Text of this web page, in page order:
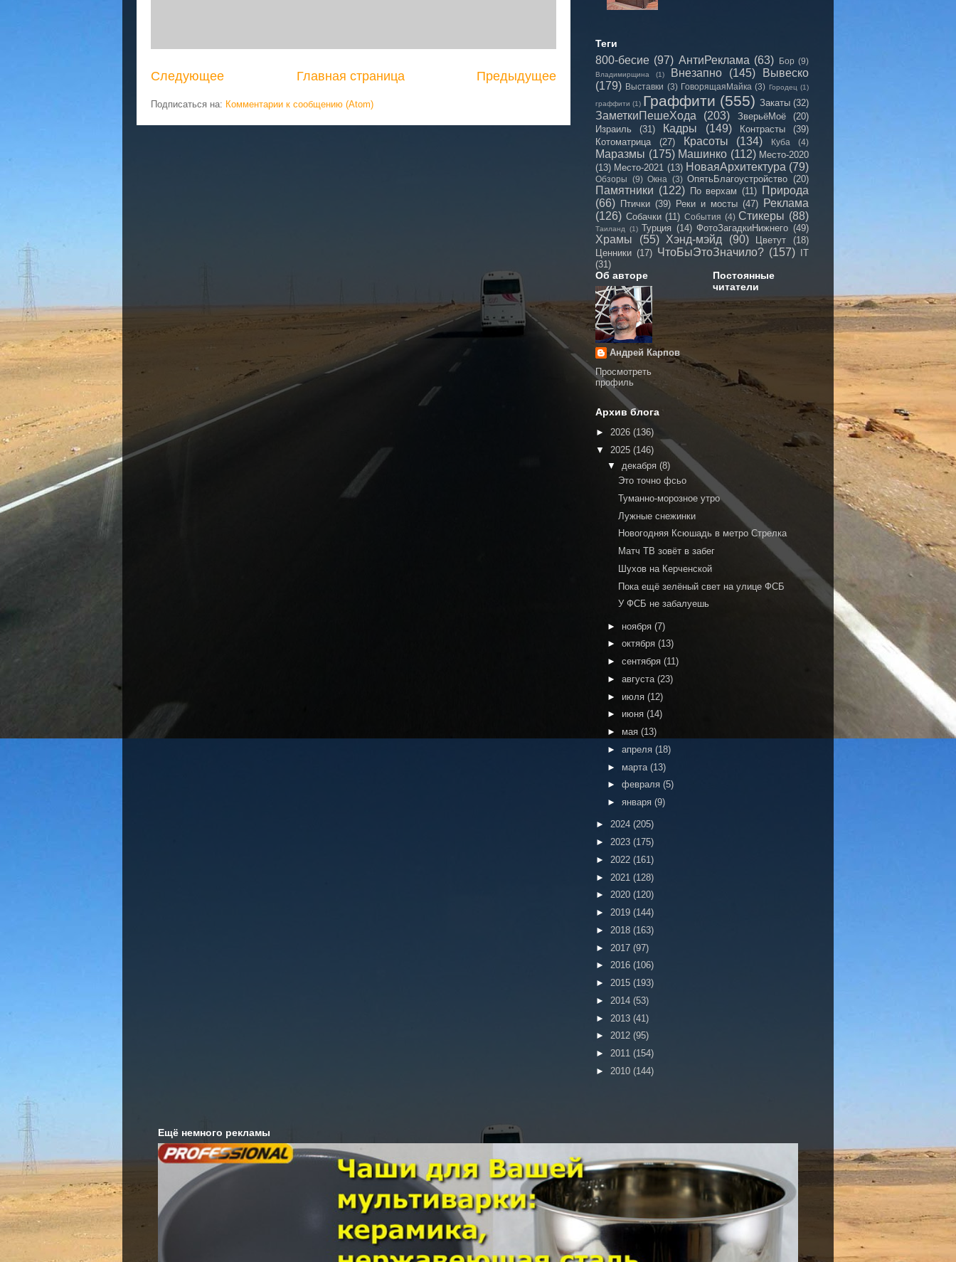
Следующее Предыдущее
Главная страница
Подписаться на: Комментарии к сообщению (Atom)
Теги
800-бесие (97) АнтиРеклама (63) Бор (9)
Владимирщина (1) Внезапно (145)
Вывеско
(179) Выставки (3) ГоворящаяМайка (3) Городец (1)
граффити (1) Граффити (555) Закаты (32)
ЗаметкиПешеХода (203) ЗверьёМоё
(20)
Израиль
(31) Кадры (149) Контрасты
(39)
Котоматрица
(27) Красоты (134) Куба (4)
Маразмы (175) Машинко (112) Место-2020
(13) Место-2021 (13) НоваяАрхитектура (79)
Обзоры (9) Окна (3) ОпятьБлагоустройство (20)
Памятники (122) По верхам (11) Природа
(66) Птички (39) Реки и мосты (47) Реклама
(126) Собачки (11) События (4) Стикеры (88)
Таиланд (1) Турция (14) ФотоЗагадкиНижнего (49)
Храмы (55) Хэнд-мэйд (90) Цветут
(18)
Ценники (17) ЧтоБыЭтоЗначило? (157)
IT
(31)
Об авторе
Андрей Карпов
Просмотреть
профиль
Постоянные
читатели
Архив блога
► 2026 (136)
▼ 2025 (146)
▼ декабря (8)
Это точно фсьо
Туманно-морозное утро
Лужные снежинки
Новогодняя Ксюшадь в метро Стрелка
Матч ТВ зовёт в забег
Шухов на Керченской
Пока ещё зелёный свет на улице ФСБ
У ФСБ не забалуешь
► ноября (7)
► октября (13)
► сентября (11)
► августа (23)
► июля (12)
► июня (14)
► мая (13)
► апреля (18)
► марта (13)
► февраля (5)
► января (9)
► 2024 (205)
► 2023 (175)
► 2022 (161)
► 2021 (128)
► 2020 (120)
► 2019 (144)
► 2018 (163)
► 2017 (97)
► 2016 (106)
► 2015 (193)
► 2014 (53)
► 2013 (41)
► 2012 (95)
► 2011 (154)
► 2010 (144)
Ещё немного рекламы